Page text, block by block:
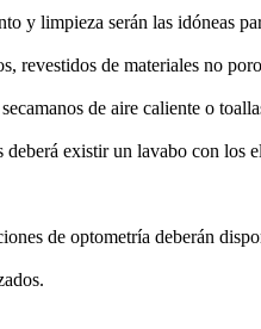
y limpieza serán las idóneas
revestidos de materiales no
de aire caliente o
existir un lavabo con
de optometría deberán